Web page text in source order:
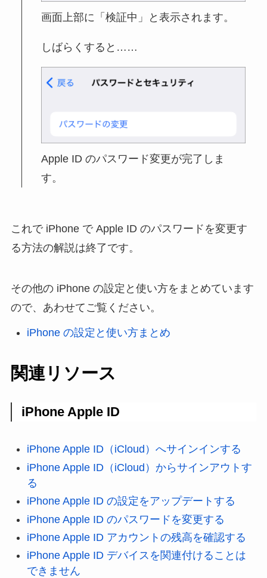
画面上部に「検証中」と表示されます。
しばらくすると……
Apple ID のパスワード変更が完了しま
す。
これで iPhone で Apple ID のパスワードを変更す
る方法の解説は終了です。
その他の iPhone の設定と使い方をまとめています
ので、あわせてご覧ください。
iPhone の設定と使い方まとめ
関連リソース
iPhone Apple ID
iPhone Apple ID（iCloud）へサインインする
iPhone Apple ID（iCloud）からサインアウトす
る
iPhone Apple ID の設定をアップデートする
iPhone Apple ID のパスワードを変更する
iPhone Apple ID アカウントの残高を確認する
iPhone Apple ID デバイスを関連付けることは
できません